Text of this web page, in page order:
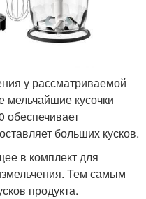
у рассматриваемой
кусочки
обеспечивает
больших кусков.
в комплект для
Тем самым
продукта.